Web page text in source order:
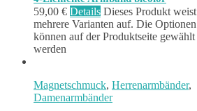
59,00 € Details Dieses Produkt weist
mehrere Varianten auf. Die Optionen
können auf der Produktseite gewählt
werden
Magnetschmuck, Herrenarmbänder,
Damenarmbänder